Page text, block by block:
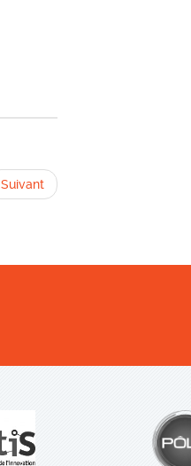
Suivant